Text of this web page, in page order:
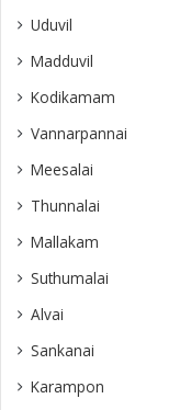
Uduvil
Madduvil
Kodikamam
Vannarpannai
Meesalai
Thunnalai
Mallakam
Suthumalai
Alvai
Sankanai
Karampon